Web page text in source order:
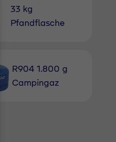
33 kg
Pfandflasche
R904 1.800 g
Campingaz